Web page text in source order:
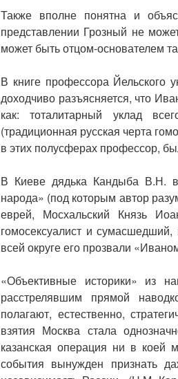
Также вполне понятна и
представлении Грозный не
может быть отцом-основателем
В книге профессора Йельского
доходчиво разъясняется, что
как: тоталитарный уклад
(традиционная русская черта
в этих полусферах профессор,
В Киеве дядька Кандыба В.Н. в
народа» (под которым автор
еврей, Мосхальский Князь
гомосексуалист и
всей округе его прозвали
«Объективные историки» из
расстрелявшим прямой
полагают, естественно,
взятия Москва стала
казанская операция ни в коей
события вынужден признать